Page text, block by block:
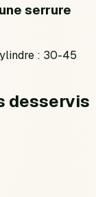
serrure
: 30-45
desservis